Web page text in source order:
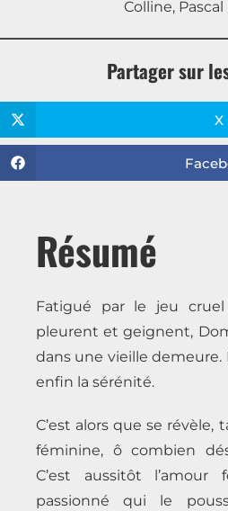
Colline, Pascal
Partager sur
X
Résumé
Fatigué par le jeu
pleurent et geignent,
dans une vieille demeure.
enfin la sérénité.
C’est alors que se révèle,
féminine, ô combien
C’est aussitôt l’amour
passionné qui le